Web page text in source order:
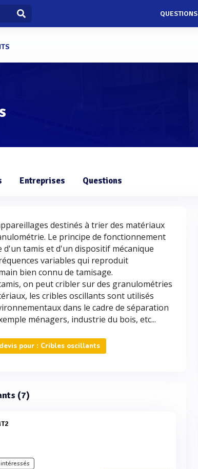
QUESTIONS
Entreprises Questions
destinés à trier des matériaux
Le principe de fonctionnement
d'un tamis et d'un dispositif mécanique
variables qui reproduit
bien connu de tamisage.
on peut cribler sur des granulométries
les cribles oscillants sont utilisés
dans le cadre de séparation
ménagers, industrie du bois, etc...
pour : Cribles oscillants
(7)